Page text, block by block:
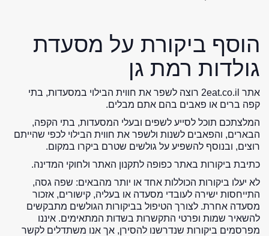
הוסף ביקורת על מסעדת
גולדות רמת גן
אתר 2eat.co.il רוצה לשפר את חווית הבילוי במסעדות, בתי
קפה ברים או פאבים בהם אתם מבלים.
המלצתכם תוכל לסייע לשפים ובעלי המסעדות, בתי הקפה,
הבארים, והפאבים לשנות ולשפר את חווית הבילוי לכפי שהייתם
רוצים, ובנוסף להשפיע על גולשים שטרם ביקרו במקום.
כתיבת ביקורות באתר כפופה לתקנון האתר ולחוקי המדינה.
לא יעלו ביקורות הכוללות אחד או יותר מהבאים: שפה גסה,
התייחסות ישירה לעובדי מסעדה או בעליה, קישורים, אזכור
מסעדה אחרת. לצורך הטיפול בביקורות הגולשים מתבקשים
להשאיר שמות ופרטי התקשרות בשדות המתאימים. איננו
מפרסמים ביקורות שנדרשנו להסירן, אך אנו משתדלים לקשר